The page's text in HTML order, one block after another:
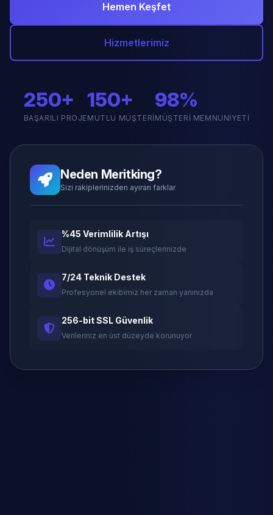
Hemen Keşfet
Hizmetlerimiz
250+
BAŞARILI PROJE
150+
MUTLU MÜŞTERI
98%
MÜŞTERI MEMNUNIYETI
Neden Meritking?
Sizi rakiplerinizden ayıran farklar
%45 Verimlilik Artışı
Dijital dönüşüm ile iş süreçlerinizde
7/24 Teknik Destek
Profesyonel ekibimiz her zaman yanınızda
256-bit SSL Güvenlik
Verileriniz en üst düzeyde korunuyor